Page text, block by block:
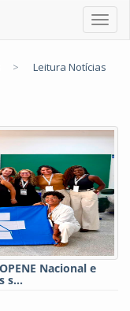
> Leitura Notícias
Nacional e
s...